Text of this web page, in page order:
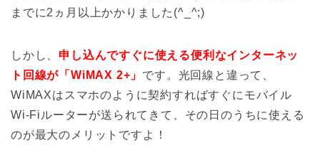
までに2ヵ月以上かかりました(^_^;)
しかし、 申し込んですぐに使える便利なインターネッ
ト回線が「WiMAX 2+」 です。光回線と違って、
WiMAXはスマホのように契約すればすぐにモバイル
Wi-Fiルーターが送られてきて、その日のうちに使える
のが最大のメリットですよ！